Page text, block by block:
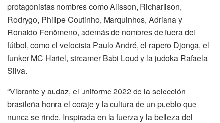
protagonistas nombres como Alisson, Richarlison,
Rodrygo, Philipe Coutinho, Marquinhos, Adriana y
Ronaldo Fenômeno, además de nombres de fuera del
fútbol, ​​como el velocista Paulo André, el rapero Djonga, el
funker MC Hariel, streamer Babi Loud y la judoka Rafaela
Silva.
“Vibrante y audaz, el uniforme 2022 de la selección
brasileña honra el coraje y la cultura de un pueblo que
nunca se rinde. Inspirada en la fuerza y ​​la belleza del